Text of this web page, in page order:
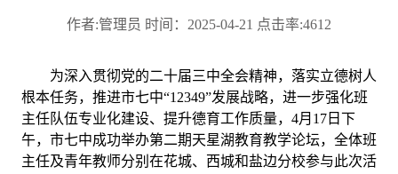
作者:管理员 时间：2025-04-21 点击率:4612
为深入贯彻党的二十届三中全会精神，落实立德树人
根本任务，推进市七中“12349”发展战略，进一步强化班
主任队伍专业化建设、提升德育工作质量，4月17日下
午，市七中成功举办第二期天星湖教育教学论坛，全体班
主任及青年教师分别在花城、西城和盐边分校参与此次活